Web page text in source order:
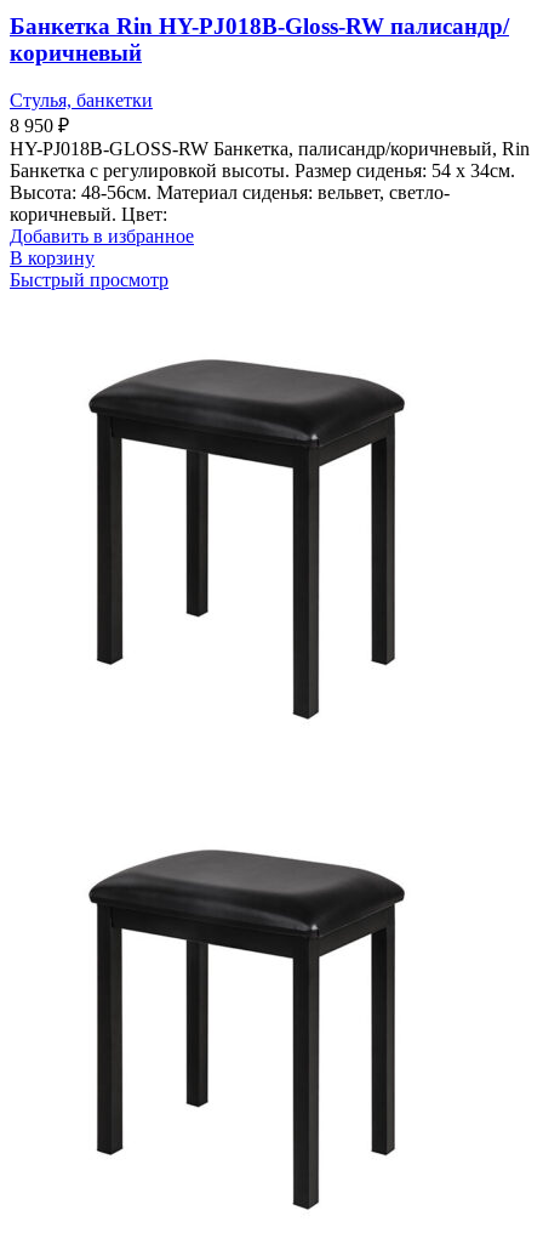
Банкетка Rin HY-PJ018B-Gloss-RW палисандр/
коричневый
Стулья, банкетки
8 950 ₽
HY-PJ018B-GLOSS-RW Банкетка, палисандр/коричневый, Rin
Банкетка с регулировкой высоты. Размер сиденья: 54 х 34см.
Высота: 48-56см. Материал сиденья: вельвет, светло-
коричневый. Цвет:
Добавить в избранное
В корзину
Быстрый просмотр